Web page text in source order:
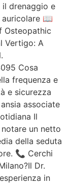
il drenaggio e
📖
Osteopathic
Vertigo: A
Cosa
frequenza e
e sicurezza
associate
Il
un netto
della seduta
📞 Cerchi
Dr.
in